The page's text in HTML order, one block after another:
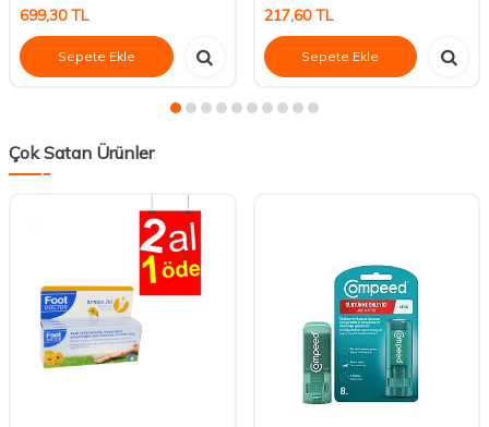
699,30TL
Sepete Ekle
217,60TL
Sepete Ekle
Çok Satan Ürünler